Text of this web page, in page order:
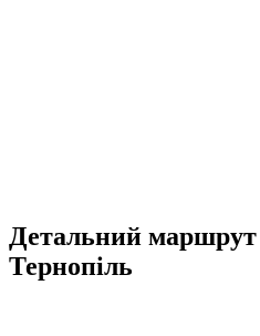
Детальний
Тернопіль